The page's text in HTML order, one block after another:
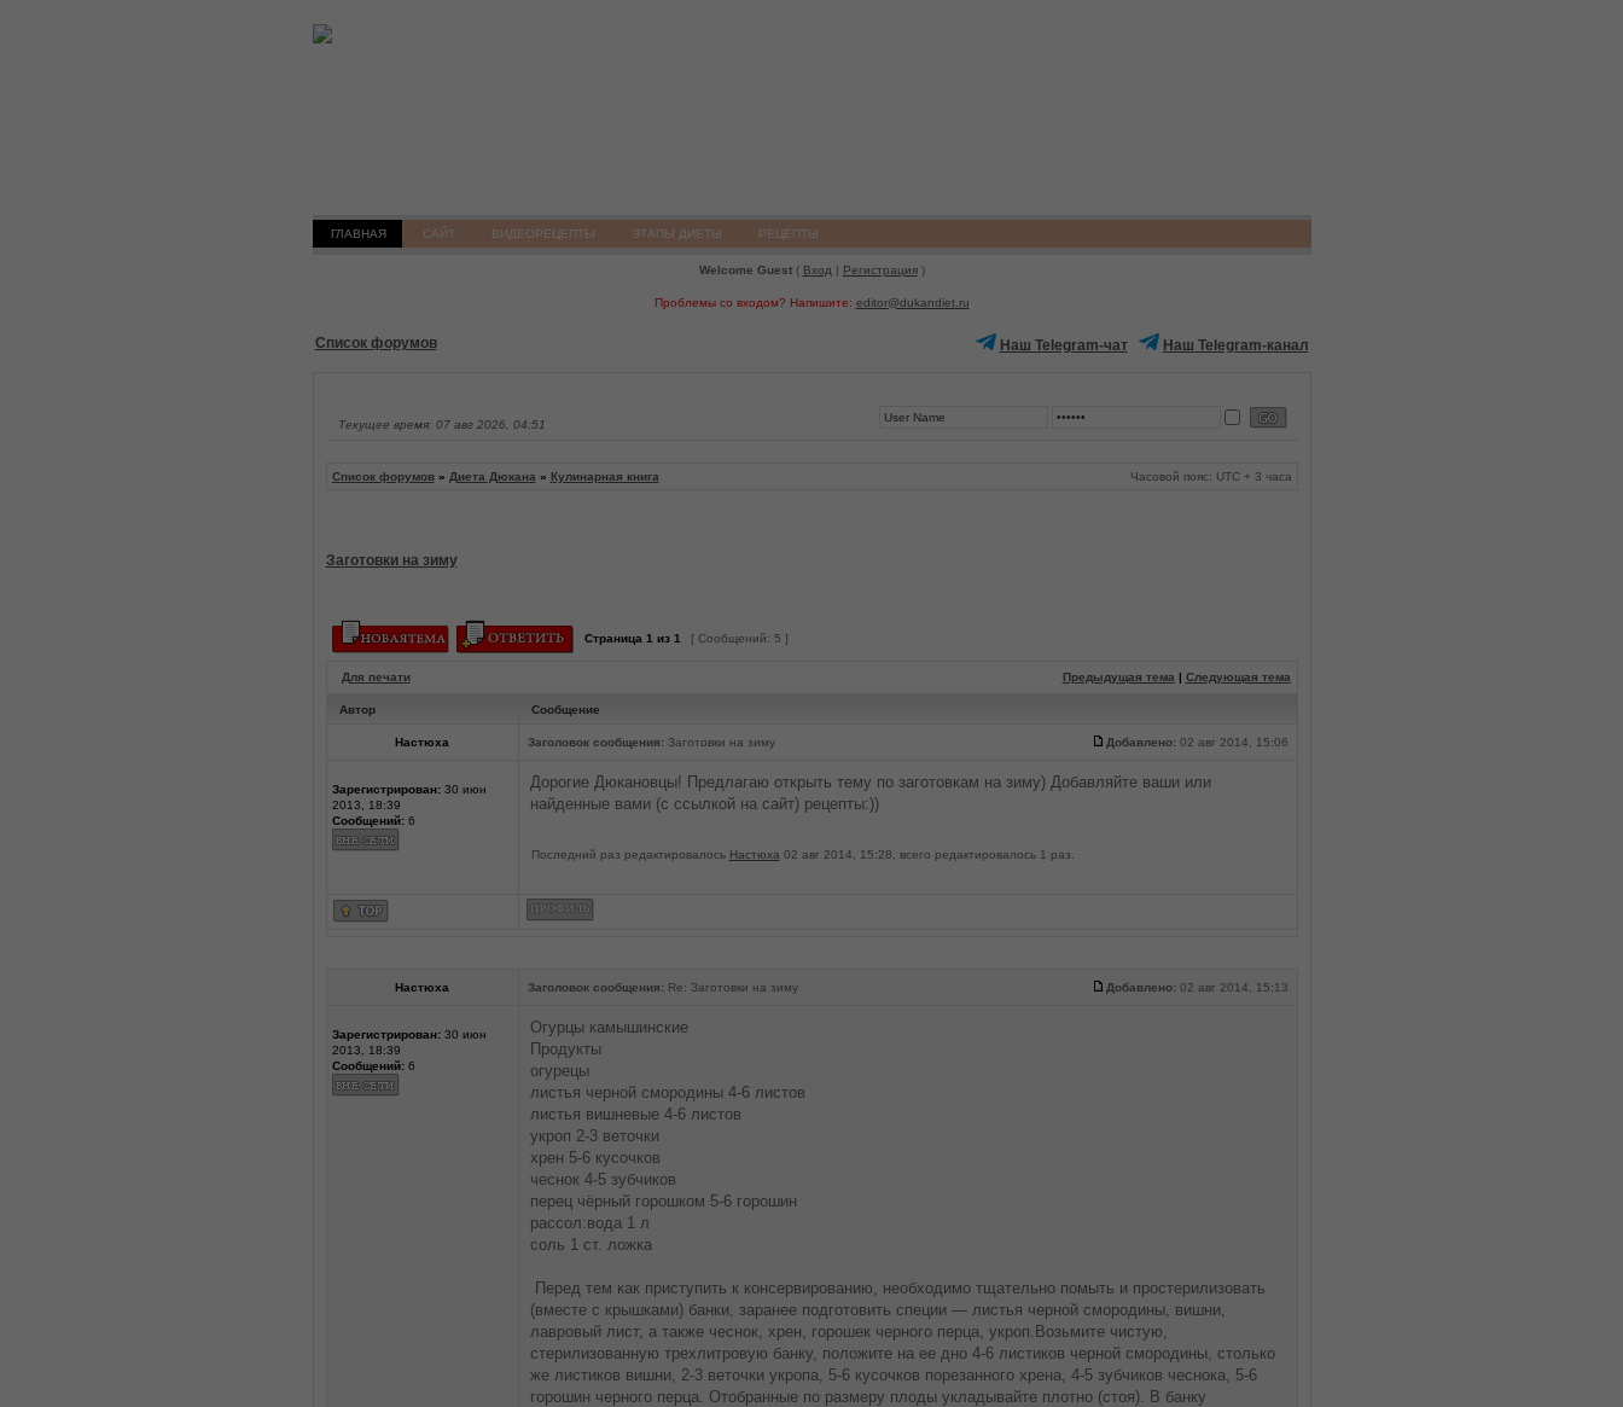
ГЛАВНАЯ САЙТ ВИДЕОРЕЦЕПТЫ ЭТАПЫ ДИЕТЫ РЕЦЕПТЫ
Welcome Guest( Вход | Регистрация)
Проблемы со входом? Напишите: editor@dukandiet.ru
Список форумов Наш Telegram-чат Наш Telegram-канал
Текущее время: 07 авг 2026, 04:51
Список форумов» Диета Дюкана » Кулинарная книга Часовой пояс: UTC + 3 часа
Заготовки на зиму
Страница 1 из 1 [ Сообщений: 5 ]
Для печати Предыдущая тема | Следующая тема
Автор Сообщение
Настюха Заголовок сообщения:Заготовки на зиму Добавлено:02 авг 2014, 15:06
Зарегистрирован:30 июн
2013, 18:39
Сообщений:6
Дорогие Дюкановцы! Предлагаю открыть тему по заготовкам на зиму) Добавляйте ваши или
найденные вами (с ссылкой на сайт) рецепты:))
Последний раз редактировалось Настюха 02 авг 2014, 15:28, всего редактировалось 1 раз.
Настюха Заголовок сообщения: Re: Заготовки на зиму Добавлено: 02 авг 2014, 15:13
Зарегистрирован:30 июн
2013, 18:39
Сообщений:6
Огурцы камышинские
Продукты
огурецы
листья черной смородины 4-6 листов
листья вишневые 4-6 листов
укроп 2-3 веточки
хрен 5-6 кусочков
чеснок 4-5 зубчиков
перец чёрный горошком 5-6 горошин
рассол:вода 1 л
соль 1 ст. ложка
Перед тем как приступить к консервированию, необходимо тщательно помыть и простерилизовать
(вместе с крышками) банки, заранее подготовить специи — листья черной смородины, вишни,
лавровый лист, а также чеснок, хрен, горошек черного перца, укроп.Возьмите чистую,
стерилизованную трехлитровую банку, положите на ее дно 4-6 листиков черной смородины, столько
же листиков вишни, 2-3 веточки укропа, 5-6 кусочков порезанного хрена, 4-5 зубчиков чеснока, 5-6
горошин черного перца. Отобранные по размеру плоды укладывайте плотно (стоя). В банку